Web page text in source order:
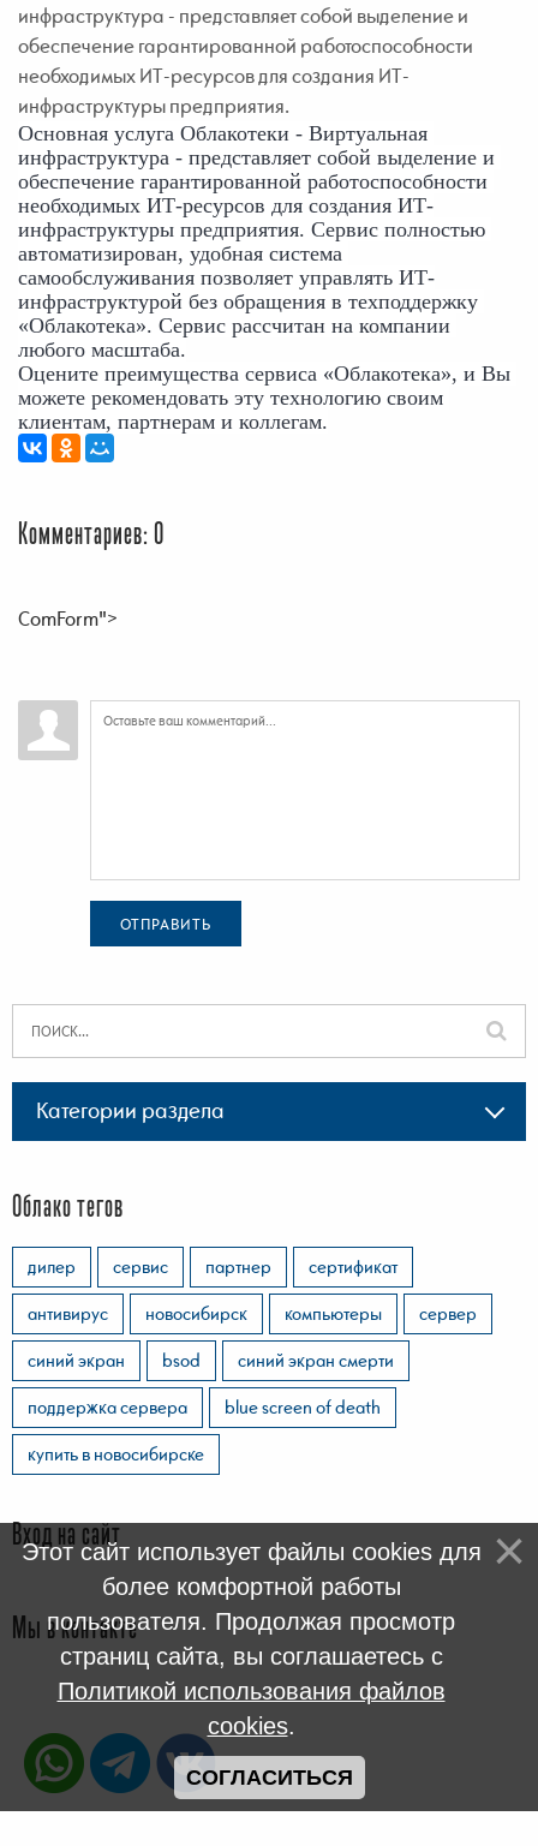
инфраструктура - представляет собой выделение и
обеспечение гарантированной работоспособности
необходимых ИТ-ресурсов для создания ИТ-
инфраструктуры предприятия.
Основная услуга Облакотеки - Виртуальная
инфраструктура - представляет собой выделение и
обеспечение гарантированной работоспособности
необходимых ИТ-ресурсов для создания ИТ-
инфраструктуры предприятия. Сервис полностью
автоматизирован, удобная система
самообслуживания позволяет управлять ИТ-
инфраструктурой без обращения в техподдержку
«Облакотека». Сервис рассчитан на компании
любого масштаба.
Оцените преимущества сервиса «Облакотека», и Вы
можете рекомендовать эту технологию своим
клиентам, партнерам и коллегам.
Комментариев: 0
ComForm">
ОТПРАВИТЬ
Категории раздела
Облако тегов
дилер сервис партнер
сертификат
антивирус
новосибирск компьютеры
сервер
синий экран
bsod
синий экран смерти
поддержка сервера
blue screen of death
купить в новосибирске
Вход на сайт
Мы в контакте
Этот сайт использует файлы cookies для
более комфортной работы
пользователя. Продолжая просмотр
страниц сайта, вы соглашаетесь с
Политикой использования файлов
cookies.
СОГЛАСИТЬСЯ